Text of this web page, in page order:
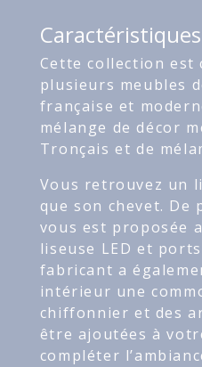
Caractéristiques
Cette collection est
plusieurs meubles
française et
mélange de décor
Tronçais et de
Vous retrouvez un
que son chevet.
vous est proposée
liseuse LED et
fabricant a
intérieur une
chiffonnier et des
être ajoutées à
compléter